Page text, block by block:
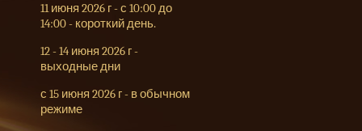
11 июня 2026 г - с 10:00 до
14:00 - короткий день.
12 - 14 июня 2026 г -
выходные дни
с 15 июня 2026 г - в обычном
режиме